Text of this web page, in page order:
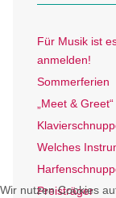
Für Musik ist
anmelden!
Sommerferien
„Meet & Greet“
Welches
Preisträger
Wir nutzen Cookies